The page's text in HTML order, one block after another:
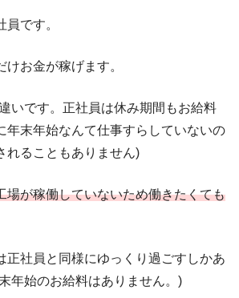
です。
お金が稼げます。
いです。正社員は休み期間もお給料
年末年始なんて仕事すらしていないの
れることもありません)
場が稼働していないため働きたくても
正社員と同様にゆっくり過ごすしかあ
年始のお給料はありません。)